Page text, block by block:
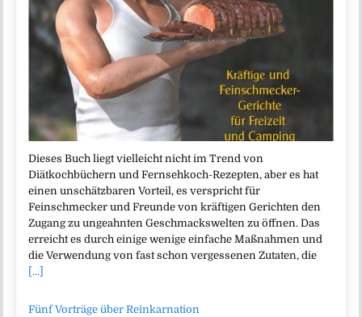
Dieses Buch liegt vielleicht nicht im Trend von
Diätkochbüchern und Fernsehkoch-Rezepten, aber es hat
einen unschätzbaren Vorteil, es verspricht für
Feinschmecker und Freunde von kräftigen Gerichten den
Zugang zu ungeahnten Geschmackswelten zu öffnen. Das
erreicht es durch einige wenige einfache Maßnahmen und
die Verwendung von fast schon vergessenen Zutaten, die
[...]
Fünf Vorträge über Reinkarnation